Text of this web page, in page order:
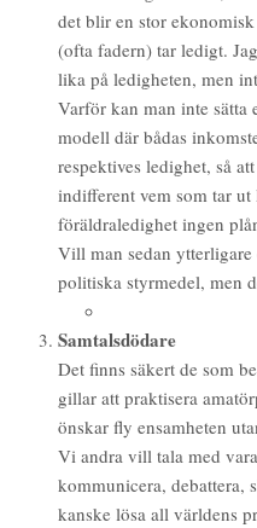
det blir en stor
(ofta fadern) tar ledigt.
lika på ledigheten, men
Varför kan man inte sätta
modell där bådas
respektives ledighet, så
indifferent vem som tar
föräldraledighet ingen
Vill man sedan
politiska styrmedel, men
Samtalsdödare
Det finns säkert de som
gillar att praktisera
önskar fly ensamheten
Vi andra vill tala med
kommunicera, debattera,
kanske lösa all världens